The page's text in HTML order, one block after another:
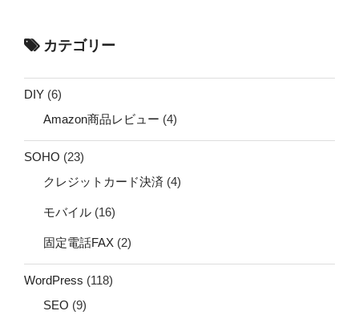
カテゴリー
DIY (6)
Amazon商品レビュー (4)
SOHO (23)
クレジットカード決済 (4)
モバイル (16)
固定電話FAX (2)
WordPress (118)
SEO (9)